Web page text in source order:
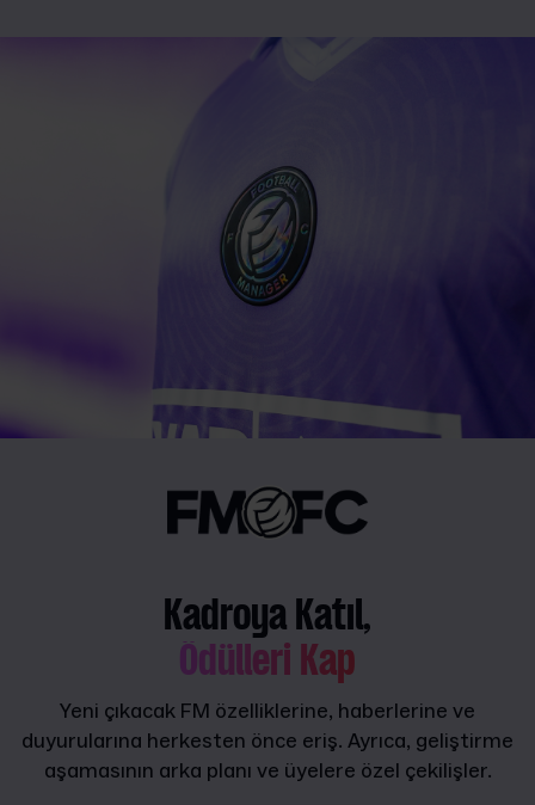
Kadroya Katıl,
Ödülleri Kap
Yeni çıkacak FM özelliklerine, haberlerine ve
duyurularına herkesten önce eriş. Ayrıca, geliştirme
aşamasının arka planı ve üyelere özel çekilişler.